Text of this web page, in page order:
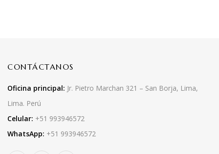
CONTÁCTANOS
Oficina principal: Jr. Pietro Marchan 321 – San Borja, Lima,
Lima. Perú
Celular: +51 993946572
WhatsApp: +51 993946572